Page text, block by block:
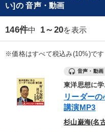
mic 講演収録物を探す
ます
カテゴリー
優秀各社の智恵と戦略
若手異才経営者の発想
い]の 音声・動画
146件中 1～20を表示
※価格はすべて税込み(10%)です
音声・動画
東洋思想に
リーダー
講演MP3
杉山巌海(名